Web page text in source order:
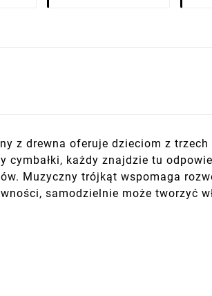
z drewna oferuje dzieciom z
cymbałki, każdy znajdzie tu
Muzyczny trójkąt wspomaga
samodzielnie może tworzyć